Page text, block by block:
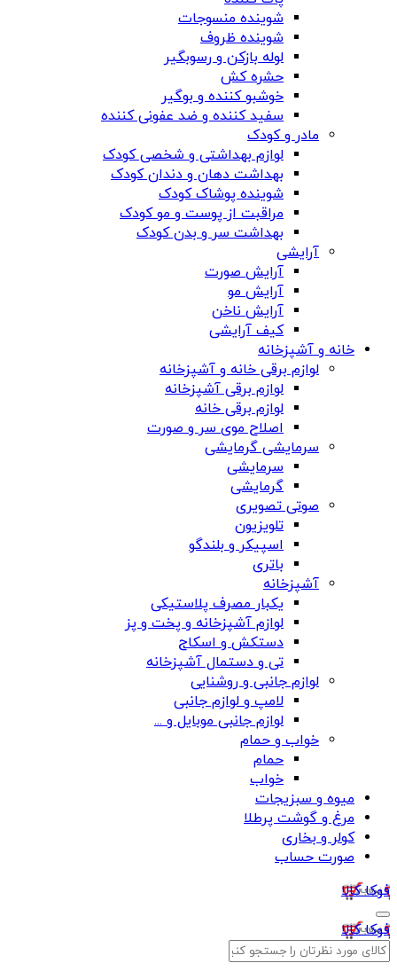
شوینده منسوجات
شوینده ظروف
لوله بازکن و رسوبگیر
حشره کش
خوشبو کننده و بوگیر
سفید کننده و ضد عفونی کننده
مادر و کودک
لوازم بهداشتی و شخصی کودک
بهداشت دهان و دندان کودک
شوینده پوشاک کودک
مراقبت از پوست و مو کودک
بهداشت سر و بدن کودک
آرایشی
آرایش صورت
آرایش مو
آرایش ناخن
کیف آرایشی
خانه و آشپزخانه
لوازم برقی خانه و آشپزخانه
لوازم برقی آشپزخانه
لوازم برقی خانه
اصلاح موی سر و صورت
سرمایشی گرمایشی
سرمایشی
گرمایشی
صوتی تصویری
تلویزیون
اسپیکر و بلندگو
باتری
آشپزخانه
یکبار مصرف پلاستیکی
لوازم آشپزخانه و پخت و پز
دستکش و اسکاج
تی و دستمال آشپزخانه
لوازم جانبی و روشنایی
لامپ و لوازم جانبی
لوازم جانبی موبایل و ...
خواب و حمام
حمام
خواب
میوه و سبزیجات
مرغ و گوشت پرطلا
کولر و بخاری
صورت حساب
فوکا کالا
فوکا کالا